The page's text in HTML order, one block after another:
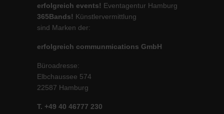
erfolgreich events! Eventagentur Hamburg
365Bands! Künstlervermittlung
sind Marken der:
erfolgreich communmications GmbH
Büroadresse:
Elbchaussee 574
22587 Hamburg
T. +49 40 46777 230